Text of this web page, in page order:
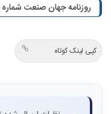
روزنامه جهان صنعت شماره 6070
کپی لینک کوتاه